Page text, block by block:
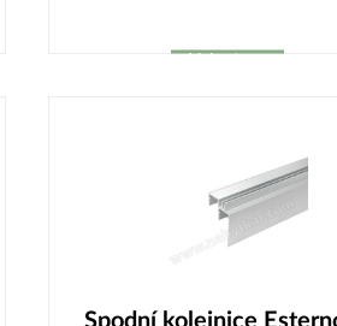
Vybrat
Spodní kolejnice